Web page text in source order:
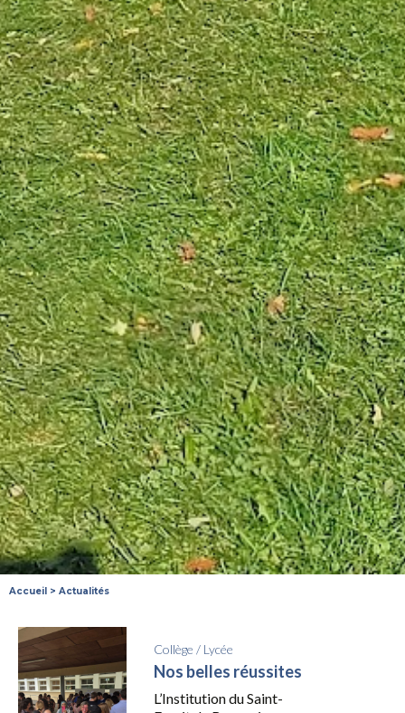
Accueil > Actualités
Collège / Lycée
Nos belles réussites
L’Institution du Saint-